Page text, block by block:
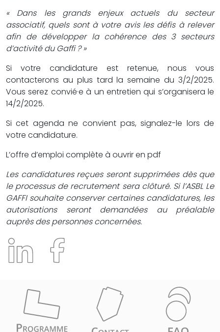
« Dans les grands enjeux actuels du secteur
associatif, quels sont à votre avis les défis à relever
afin de développer la cohérence des 3 secteurs
d’activité du Gaffi ? »
Si votre candidature est retenue, nous vous
contacterons au plus tard la semaine du 3/2/2025.
Vous serez convié·e à un entretien qui s’organisera le
14/2/2025.
Si cet agenda ne convient pas, signalez-le lors de
votre candidature.
L’offre d’emploi complète à ouvrir en pdf
Les candidatures reçues seront supprimées dès que
le processus de recrutement sera clôturé. Si l’ASBL Le
GAFFI souhaite conserver certaines candidatures, les
autorisations seront demandées au préalable
auprès des personnes concernées.